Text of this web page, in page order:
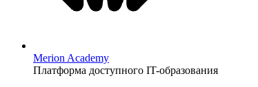
Merion Academy
Платформа доступного IT-образования